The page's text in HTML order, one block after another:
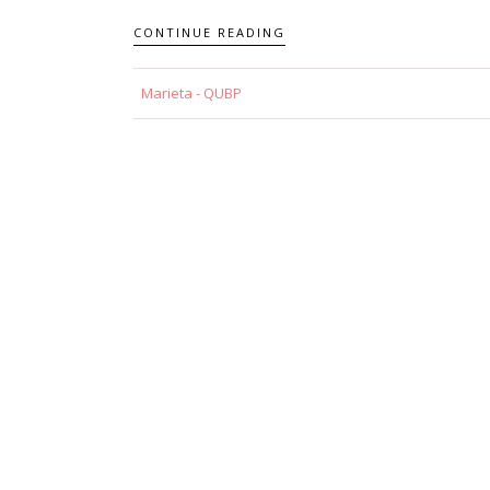
CONTINUE READING
Marieta - QUBP